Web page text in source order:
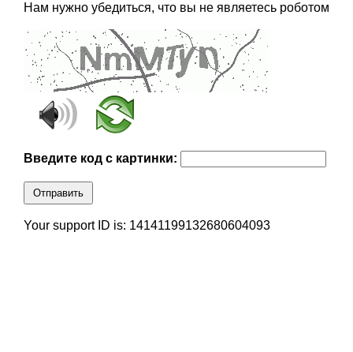
Нам нужно убедиться, что вы не являетесь роботом
Введите код с картинки:
Отправить
Your support ID is: 14141199132680604093